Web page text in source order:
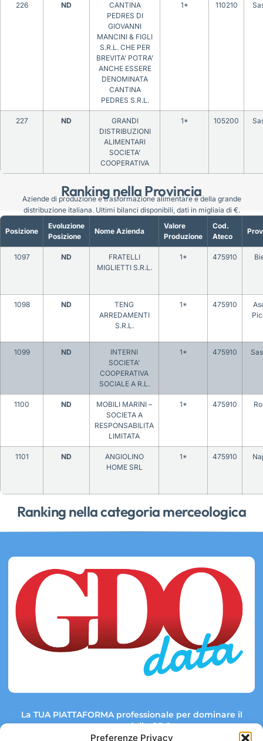
Preferenze Privacy
Ranking nella Provincia
226 ND
CANTINA
PEDRES DI
GIOVANNI
MANCINI & FIGLI
S.R.L. CHE PER
BREVITA’ POTRA’
ANCHE ESSERE
DENOMINATA
CANTINA
PEDRES S.R.L.
1* 110210
227 ND
GRANDI
DISTRIBUZIONI
ALIMENTARI
SOCIETA’
COOPERATIVA
1* 105200
Ranking nella categoria merceologica
Posizione
Evoluzione
Posizione
Nome Azienda
Valore
Produzione
Cod.
Ateco
1097 ND
FRATELLI
MIGLIETTI S.R.L.
1* 475910
1098 ND
TENG
ARREDAMENTI
S.R.L.
1* 475910
1099 ND
INTERNI
SOCIETA’
COOPERATIVA
SOCIALE A R.L.
1* 475910
1100 ND
MOBILI MARINI –
SOCIETA A
RESPONSABILITA
LIMITATA
1* 475910
1101 ND
ANGIOLINO
HOME SRL
1* 475910
Aziende di produzione e trasformazione alimentare e della grande
distribuzione italiana. Ultimi bilanci disponibili, dati in migliaia di €.
La TUA PIATTAFORMA professionale per dominare il
mercato della GDO.